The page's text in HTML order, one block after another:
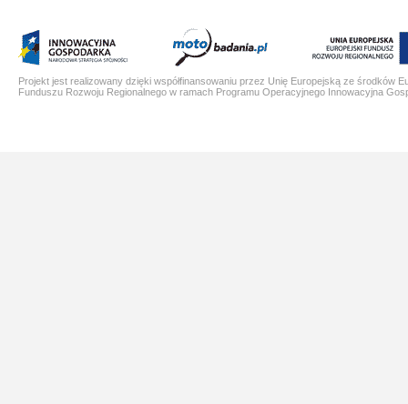
Projekt jest realizowany dzięki współfinansowaniu przez Unię Europejską ze środków
Funduszu Rozwoju Regionalnego w ramach Programu Operacyjnego Innowacyjna